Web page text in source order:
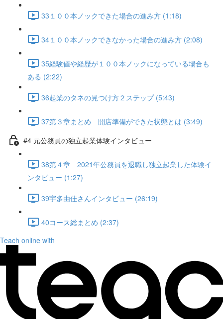
33１００本ノックできた場合の進み方 (1:18)
34１００本ノックできなかった場合の進み方 (2:08)
35経験値や経歴が１００本ノックになっている場合も
ある (2:22)
36起業のタネの見つけ方２ステップ (5:43)
37第３章まとめ 開店準備ができた状態とは (3:49)
#4 元公務員の独立起業体験インタビュー
38第４章 2021年公務員を退職し独立起業した体験イ
ンタビュー (1:27)
39宇多由佳さんインタビュー (26:19)
40コース総まとめ (2:37)
Teach online with